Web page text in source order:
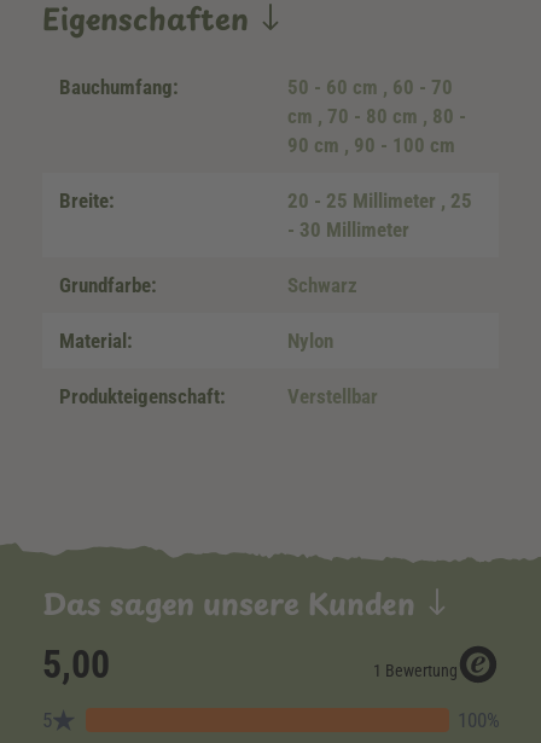
Eigenschaften
Bauchumfang: 50 - 60 cm , 60 - 70
cm , 70 - 80 cm , 80 -
90 cm , 90 - 100 cm
Breite: 20 - 25 Millimeter , 25
- 30 Millimeter
Grundfarbe: Schwarz
Material: Nylon
Produkteigenschaft: Verstellbar
Das sagen unsere Kunden